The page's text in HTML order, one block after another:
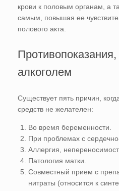
крови к половым органам, а
самым, повышая ее
полового акта.
алкоголем
Существует пять причин,
средств не желателен:
Во время беременности.
При проблемах с
Аллергия,
Патология матки.
Совместный прием с
нитраты (относится к